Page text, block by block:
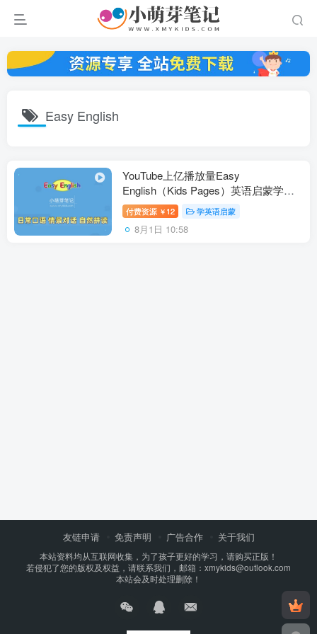
Easy English
YouTube上亿播放量Easy
English（Kids Pages）英语启蒙学习
自然拼读词汇对话人物自然与动物，全
246集，1080P高清视频带英文字幕，
百度云网盘下载
付费资源 ￥ 12 学英语启蒙
8月1日 10:58
友链申请 免责声明 广告合作 关于我们
本站资料均从互联网收集，为了孩子更好的学习，请购买正版！
若侵犯了您的版权及权益，请联系我们，邮箱：xmykids@outlook.com
本站会及时处理删除！